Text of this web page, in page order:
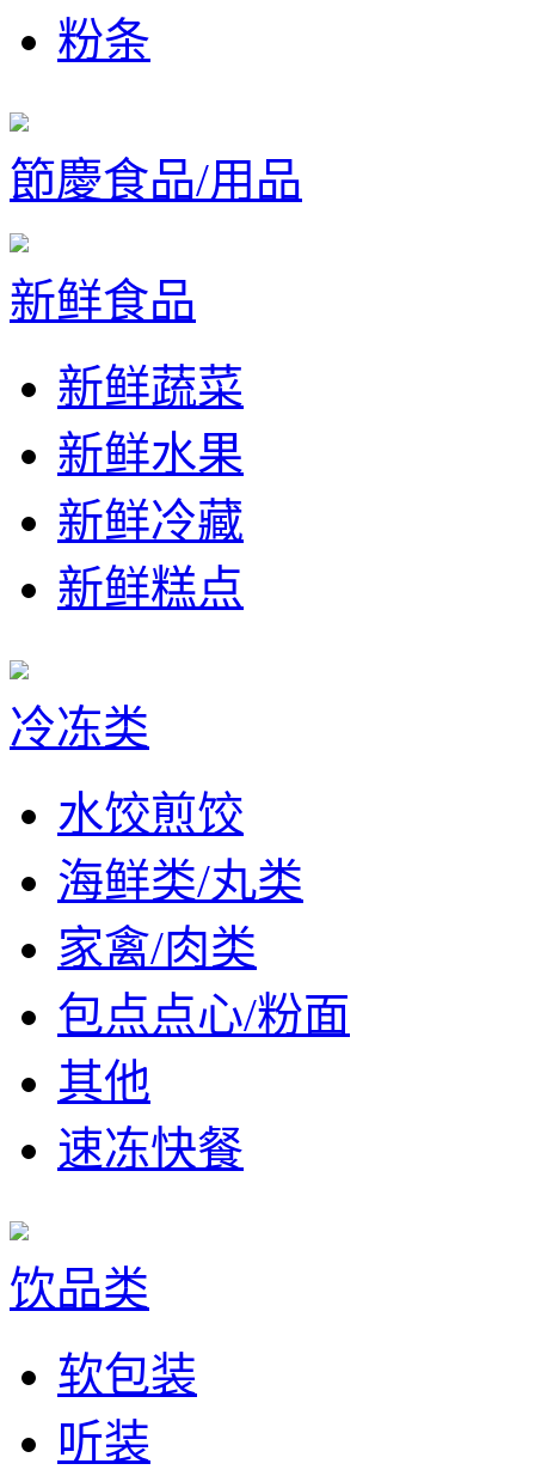
粉条
節慶食品/用品
新鲜食品
新鲜蔬菜
新鲜水果
新鲜冷藏
新鲜糕点
冷冻类
水饺煎饺
海鲜类/丸类
家禽/肉类
包点点心/粉面
其他
速冻快餐
饮品类
软包装
听装